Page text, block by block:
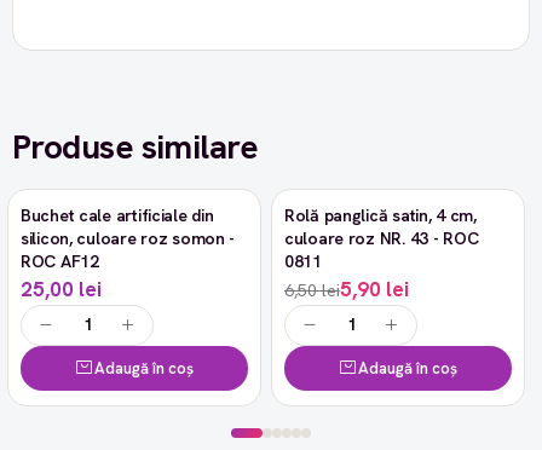
Produse similare
Buchet cale artificiale din
silicon, culoare roz somon -
ROC AF12
25,00 lei
Adaugă în coș
-9%
Rolă panglică satin, 4 cm,
culoare roz NR. 43 - ROC
0811
6,50 lei5,90 lei
Adaugă în coș